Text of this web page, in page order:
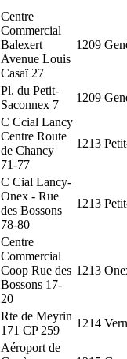
Centre
Commercial
Balexert
Avenue Louis
Casaï 27
1209
Pl. du Petit-
Saconnex 7
1209
C Ccial Lancy
Centre Route
de Chancy
71-77
1213
C Cial Lancy-
Onex - Rue
des Bossons
78-80
1213
Centre
Commercial
Coop Rue des
Bossons 17-
20
1213
Rte de Meyrin
171 CP 259
1214
Aéroport de